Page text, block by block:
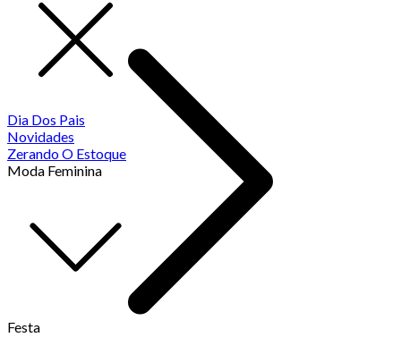
Dia Dos Pais
Novidades
Zerando O Estoque
Moda Feminina
Festa